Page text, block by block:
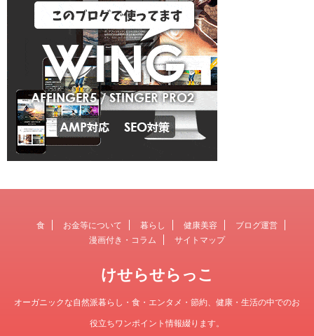
食 お金等について 暮らし 健康美容
ブログ運営
漫画付き・コラム
サイトマップ
けせらせらっこ
オーガニックな自然派暮らし・食・エンタメ・節約、健康・生活の中でのお
役立ちワンポイント情報綴ります。